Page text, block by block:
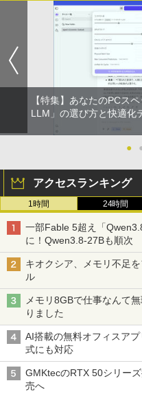
￥2,980
【特集】あなたのPCス
LLM」の選び方と快適化
●
アクセスランキング
1時間 24時間
一部Fable 5超え「
に！Qwen3.8-27Bも順次
キオクシア、メモリ不足
ル
メモリ8GBで仕事なんて
りました
AI搭載の無料オフィスア
式にも対応
GMKtecのRTX 50シリー
売へ